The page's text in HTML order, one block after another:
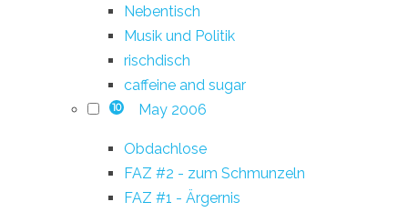
Nebentisch
Musik und Politik
rischdisch
caffeine and sugar
10 May 2006
Obdachlose
FAZ #2 - zum Schmunzeln
FAZ #1 - Ärgernis